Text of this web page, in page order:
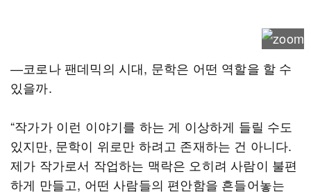
―코로나 팬데믹의 시대, 문학은 어떤 역할을 할 수
있을까.
“작가가 이런 이야기를 하는 게 이상하게 들릴 수도
있지만, 문학이 위로만 하려고 존재하는 건 아니다.
제가 작가로서 작업하는 맥락은 오히려 사람이 불편
하게 만들고, 어떤 사람들의 편안함을 흔들어놓는